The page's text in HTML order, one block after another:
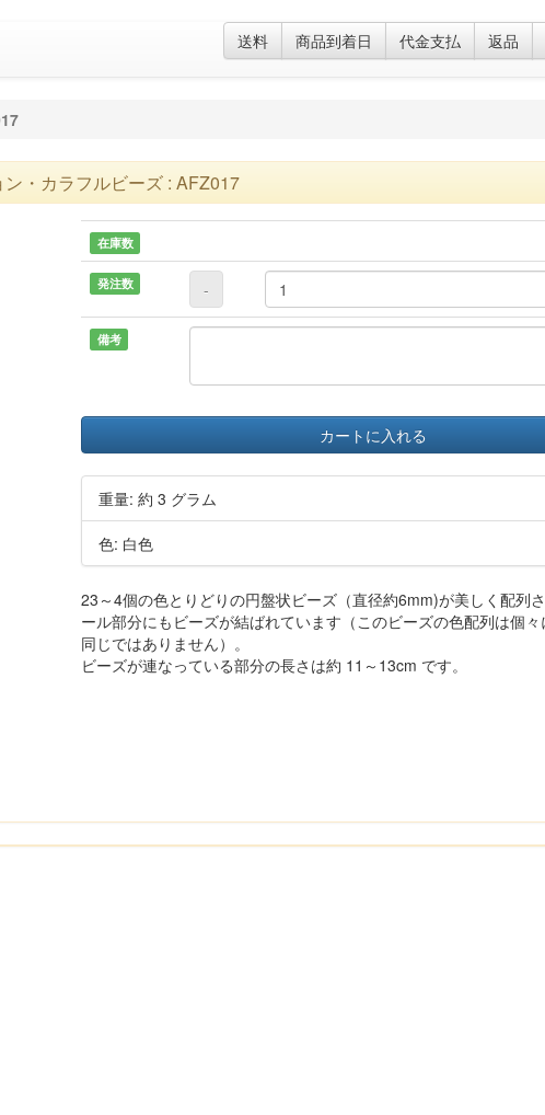
送料 商品到着日 代金支払 返品
・カラフルビーズ : AFZ017
在庫数
発注数 -
備考
カートに入れる
重量: 約 3 グラム
色: 白色
23～4個の色とりどりの円盤状ビーズ（直径約6mm)が美しく配列
ール部分にもビーズが結ばれています（このビーズの色配列は個々
同じではありません）。
ビーズが連なっている部分の長さは約 11～13cm です。